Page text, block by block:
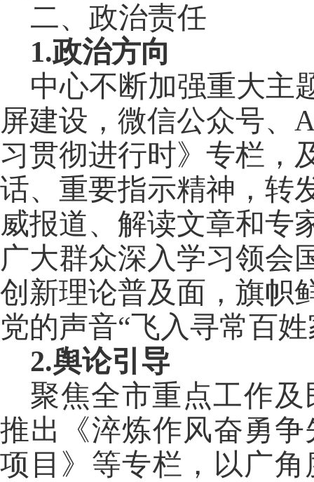
二、政治责任
1.政治方向
中心不断加强重大主
屏建设，微信公众号、
习贯彻进行时》专栏，
话、重要指示精神，转
威报道、解读文章和专
广大群众深入学习领会
创新理论普及面，旗帜
党的声音“飞入寻常百姓
2.舆论引导
聚焦全市重点工作
推出《淬炼作风奋勇
项目》等专栏，以广